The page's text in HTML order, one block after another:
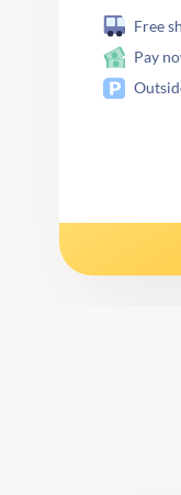
Free
Pay